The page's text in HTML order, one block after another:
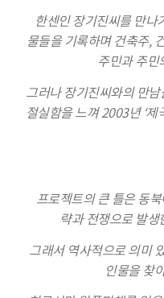
한센인 장기진씨를 만나
물들을 기록하며 건축주,
주민과 주민
그러나 장기진씨와의 만
절실함을 느껴 2003년 ‘
프로젝트의 큰 틀은 동
략과 전쟁으로 발
그래서 역사적으로 의미
인물을 찾